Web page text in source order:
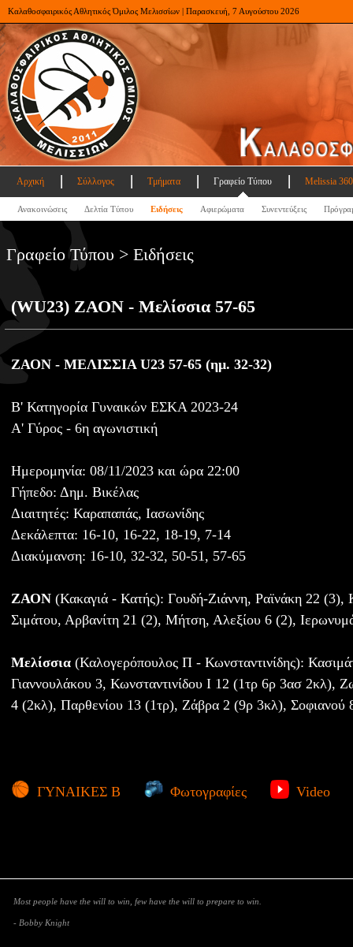
Καλαθοσφαιρικός Αθλητικός Όμιλος Μελισσίων | Παρασκευή, 7 Αυγούστου 2026
Αρχική Σύλλογος Τμήματα Γραφείο Τύπου Melissia
Ανακοινώσεις Δελτία Τύπου Ειδήσεις Αφιερώματα Συνεντεύξεις
Γραφείο Τύπου > Ειδήσεις
(WU23) ΖΑΟΝ - Μελίσσια 57-65
ΖΑΟΝ - ΜΕΛΙΣΣΙΑ U23 57-65 (ημ. 32-32)
Β' Κατηγορία Γυναικών ΕΣΚΑ 2023-24
Α' Γύρος - 6η αγωνιστική
Ημερομηνία: 08/11/2023 και ώρα 22:00
Γήπεδο: Δημ. Βικέλας
Διαιτητές: Καραπαπάς, Ιασωνίδης
Δεκάλεπτα: 16-10, 16-22, 18-19, 7-14
Διακύμανση: 16-10, 32-32, 50-51, 57-65
ΖΑΟΝ (Κακαγιά - Κατής): Γουδή-Ζιάννη, Ραϊνάκη 22
Σιμάτου, Αρβανίτη 21 (2), Μήτση, Αλεξίου 6 (2),
Μελίσσια (Καλογερόπουλος Π - Κωνσταντινίδης):
Γιαννουλάκου 3, Κωνσταντινίδου Ι 12 (1τρ 6ρ 3ασ 2κλ),
4 (2κλ), Παρθενίου 13 (1τρ), Ζάβρα 2 (9ρ 3κλ), Σοφιανού
ΓΥΝΑΙΚΕΣ Β Φωτογραφίες Video
Most people have the will to win, few have the will to prepare to win.
- Bobby Knight